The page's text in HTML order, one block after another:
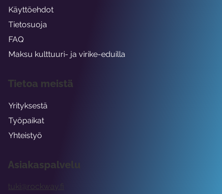
Asiakaspalvelu
tuki@rockway.fi
Käyttöehdot
Tietosuoja
FAQ
Maksu kulttuuri- ja virike-eduilla
Tietoa meistä
Yrityksestä
Työpaikat
Yhteistyö